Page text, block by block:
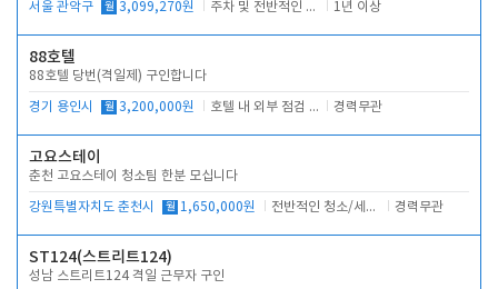
서울 관악구 월 3,099,270원 주차 및 전반적인 당번업무 1년 이상
88호텔
88호텔 당번(격일제) 구인합니다
경기 용인시 월 3,200,000원 호텔 내 외부 점검 및 프런트 운영 경력무관
고요스테이
춘천 고요스테이 청소팀 한분 모십니다
강원특별자치도 춘천시 월 1,650,000원 전반적인 청소/세탁업무 경력무관
ST124(스트리트124)
성남 스트리트124 격일 근무자 구인